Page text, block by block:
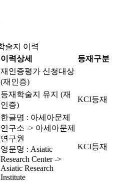
술지 이력
이력상세 등재구분
재인증평가 신청대상
(재인증)
등재학술지 유지 (재
인증)
KCI등재
한글명 : 아세아문제
연구소 -> 아세아문제
연구원
영문명 : Asiatic
Research Center ->
Asiatic Research
Institute
KCI등재